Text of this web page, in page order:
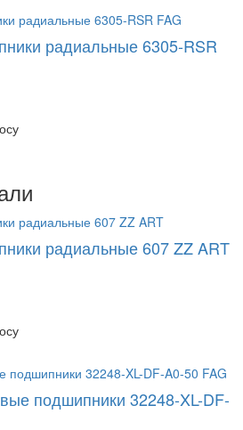
радиальные 6305-RSR
радиальные 607 ZZ ART
подшипники 32248-XL-DF-